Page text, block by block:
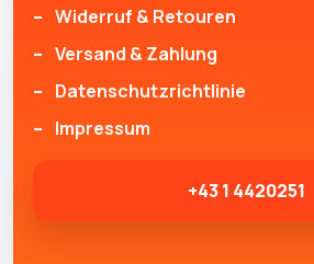
Widerruf & Retouren
Versand & Zahlung
Datenschutzrichtlinie
Impressum
+43 1 4420251